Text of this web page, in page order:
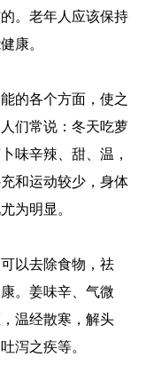
。老年人应该保持
康。
的各个方面，使之
们常说：冬天吃萝
味辛辣、甜、温，
和运动较少，身体
为明显。
以去除食物，祛
。姜味辛、气微
温经散寒，解头
泻之疾等。